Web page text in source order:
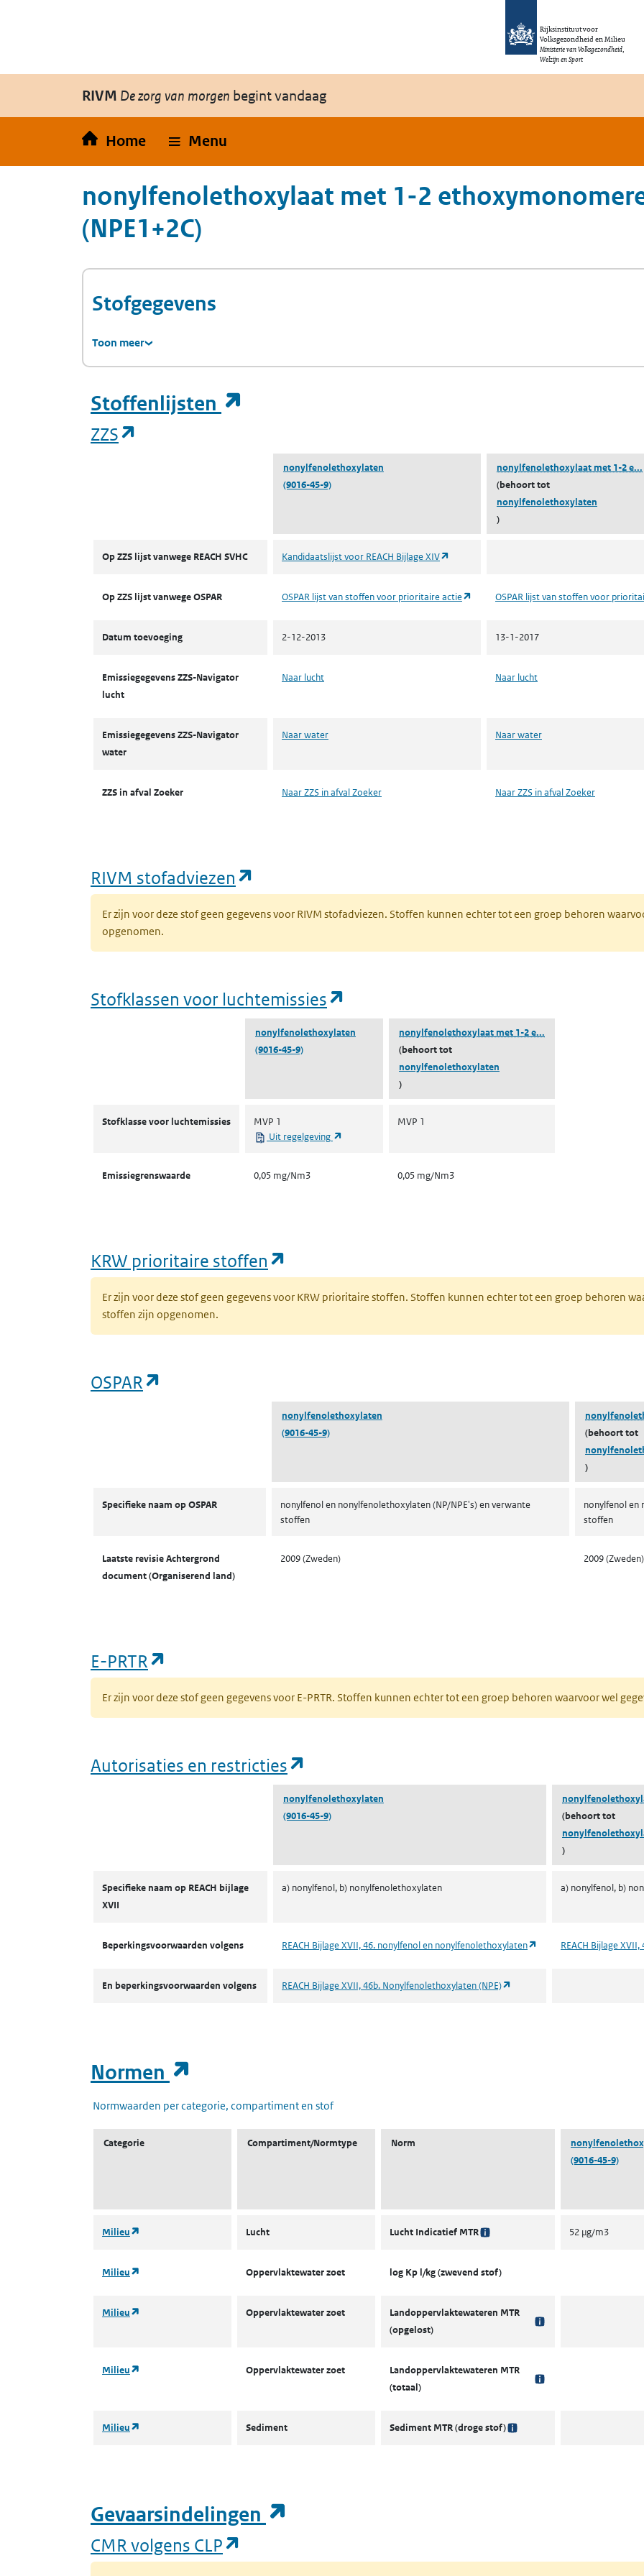
Rijksinstituut voor
Volksgezondheid en Milieu
Ministerie van Volksgezondheid,
Welzijn en Sport
RIVM De zorg van morgen begint vandaag
Home Menu
nonylfenolethoxylaat met 1-2
(NPE1+2C)
Stofgegevens
Toon meer
Stoffenlijsten
ZZS
nonylfenolethoxylaten
(9016-45-9)
nonylfenolethoxylaat met 1-2 e...
(behoort tot
nonylfenolethoxylaten
)
Op ZZS lijst vanwege REACH SVHC Kandidaatslijst voor REACH Bijlage XIV
Op ZZS lijst vanwege OSPAR OSPAR lijst van stoffen voor prioritaire actie (opent in een nieuw tabblad)
OSPAR lijst van stoffen voor
Datum toevoeging 2-12-2013 13-1-2017
Emissiegegevens ZZS-Navigator
lucht
Naar lucht Naar lucht
Emissiegegevens ZZS-Navigator
water
Naar water Naar water
ZZS in afval Zoeker Naar ZZS in afval Zoeker Naar ZZS in afval Zoeker
RIVM stofadviezen
Er zijn voor deze stof geen gegevens voor RIVM stofadviezen. Stoffen kunnen echter tot een groep behoren
opgenomen.
Stofklassen voor luchtemissies
nonylfenolethoxylaten
(9016-45-9)
nonylfenolethoxylaat met 1-2 e...
(behoort tot
nonylfenolethoxylaten
)
Stofklasse voor luchtemissies
MVP 1
Uit regelgeving
MVP 1
Emissiegrenswaarde 0,05 mg/Nm3 0,05 mg/Nm3
KRW prioritaire stoffen
Er zijn voor deze stof geen gegevens voor KRW prioritaire stoffen. Stoffen kunnen echter tot een groep behoren
stoffen zijn opgenomen.
OSPAR
nonylfenolethoxylaten
(9016-45-9)
(behoort tot
)
Specifieke naam op OSPAR
nonylfenol en nonylfenolethoxylaten (NP/NPE's) en verwante
stoffen
nonylfenol en
stoffen
Laatste revisie Achtergrond
document (Organiserend land)
2009 (Zweden) 2009 (Zweden)
E-PRTR
Er zijn voor deze stof geen gegevens voor E-PRTR. Stoffen kunnen echter tot een groep behoren waarvoor wel
Autorisaties en restricties
nonylfenolethoxylaten
(9016-45-9)
(behoort tot
)
Specifieke naam op REACH bijlage
XVII
a) nonylfenol, b) nonylfenolethoxylaten a) nonylfenol, b)
Beperkingsvoorwaarden volgens REACH Bijlage XVII, 46. nonylfenol en nonylfenolethoxylaten (opent in een nieuw
REACH Bijlage
En beperkingsvoorwaarden volgens REACH Bijlage XVII, 46b. Nonylfenolethoxylaten (NPE)
Normen
Normwaarden per categorie, compartiment en stof
Categorie Compartiment/Normtype Norm
(9016-45-9)
Milieu (opent in een nieuw tabblad)
Lucht Lucht Indicatief MTR 52 µg/m3
Milieu (opent in een nieuw tabblad)Oppervlaktewater zoet log Kp l/kg (zwevend stof)
Milieu (opent in een nieuw tabblad)Oppervlaktewater zoet
Landoppervlaktewateren MTR
(opgelost)
Milieu (opent in een nieuw tabblad)Oppervlaktewater zoet
Landoppervlaktewateren MTR
(totaal)
Milieu (opent in een nieuw tabblad)Sediment Sediment MTR (droge stof)
Gevaarsindelingen
CMR volgens CLP